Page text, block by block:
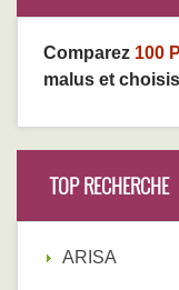
Comparez 100
malus et
TOP RECHERCHE
ARISA